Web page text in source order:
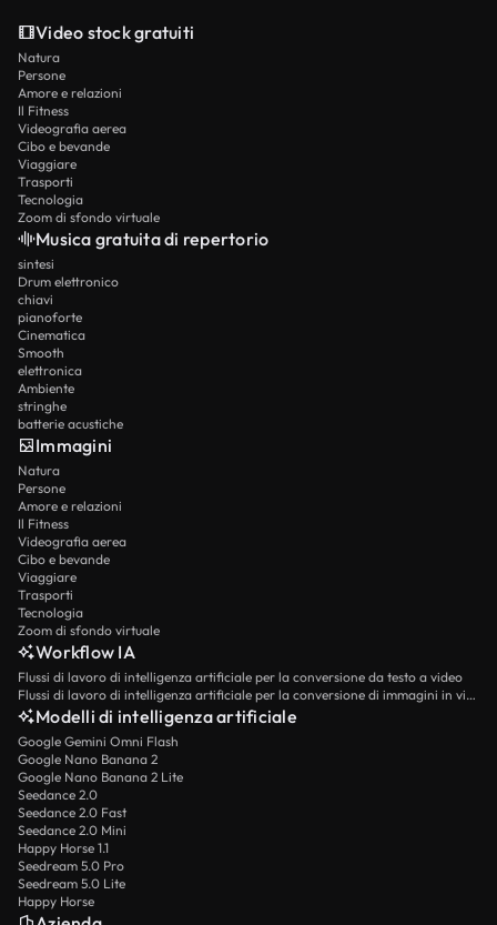
Video stock gratuiti
Natura
Persone
Amore e relazioni
Il Fitness
Videografia aerea
Cibo e bevande
Viaggiare
Trasporti
Tecnologia
Zoom di sfondo virtuale
Musica gratuita di repertorio
sintesi
Drum elettronico
chiavi
pianoforte
Cinematica
Smooth
elettronica
Ambiente
stringhe
batterie acustiche
Immagini
Natura
Persone
Amore e relazioni
Il Fitness
Videografia aerea
Cibo e bevande
Viaggiare
Trasporti
Tecnologia
Zoom di sfondo virtuale
Workflow IA
Flussi di lavoro di intelligenza artificiale per la conversione da testo a video
Flussi di lavoro di intelligenza artificiale per la conversione di immagini in video
Modelli di intelligenza artificiale
Google Gemini Omni Flash
Google Nano Banana 2
Google Nano Banana 2 Lite
Seedance 2.0
Seedance 2.0 Fast
Seedance 2.0 Mini
Happy Horse 1.1
Seedream 5.0 Pro
Seedream 5.0 Lite
Happy Horse